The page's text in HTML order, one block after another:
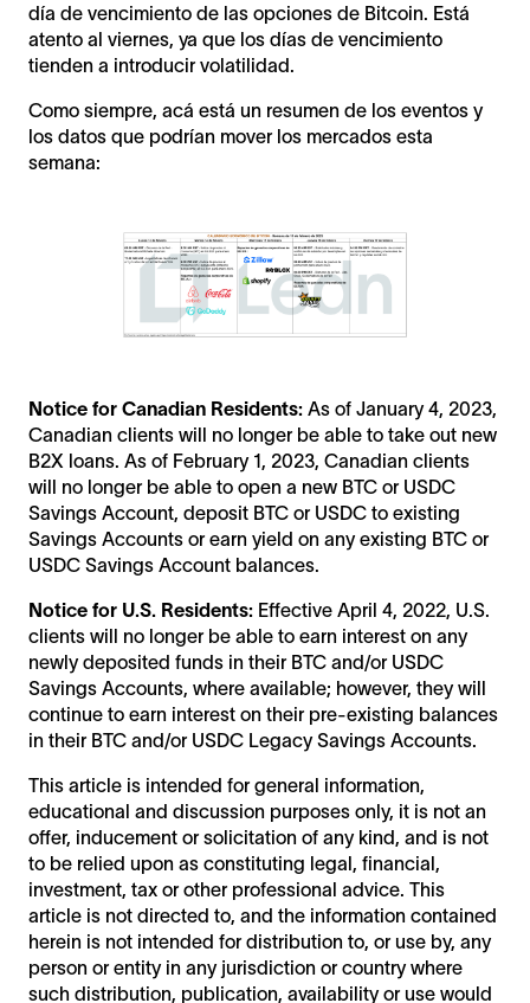
día de vencimiento de las opciones de Bitcoin. Está
atento al viernes, ya que los días de vencimiento
tienden a introducir volatilidad.
Como siempre, acá está un resumen de los eventos y
los datos que podrían mover los mercados esta
semana:
Notice for Canadian Residents: As of January 4, 2023,
Canadian clients will no longer be able to take out new
B2X loans. As of February 1, 2023, Canadian clients
will no longer be able to open a new BTC or USDC
Savings Account, deposit BTC or USDC to existing
Savings Accounts or earn yield on any existing BTC or
USDC Savings Account balances.
Notice for U.S. Residents: Effective April 4, 2022, U.S.
clients will no longer be able to earn interest on any
newly deposited funds in their BTC and/or USDC
Savings Accounts, where available; however, they will
continue to earn interest on their pre-existing balances
in their BTC and/or USDC Legacy Savings Accounts.
This article is intended for general information,
educational and discussion purposes only, it is not an
offer, inducement or solicitation of any kind, and is not
to be relied upon as constituting legal, financial,
investment, tax or other professional advice. This
article is not directed to, and the information contained
herein is not intended for distribution to, or use by, any
person or entity in any jurisdiction or country where
such distribution, publication, availability or use would